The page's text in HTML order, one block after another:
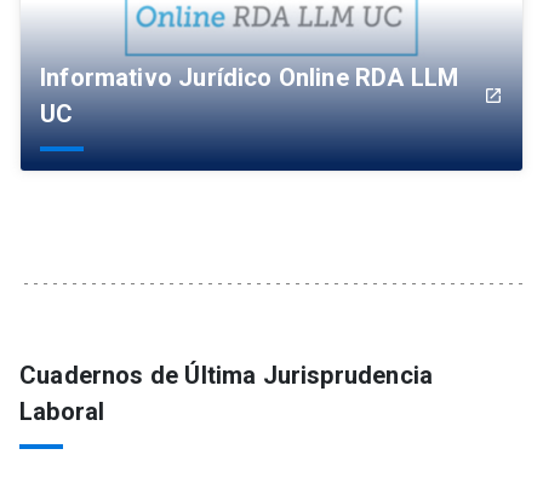
Informativo Jurídico Online RDA LLM
UC
launch
Cuadernos de Última Jurisprudencia
Laboral